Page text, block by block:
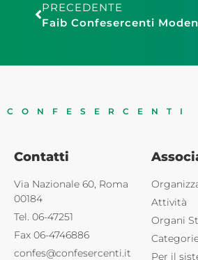
PRECEDENTE
CONFESERCENTI
Contatti
Via Nazionale 60, Roma
00184
Tel. 06-47251
Fax 06-4746886
confes@confesercenti.it
Attività
Organi
Per il